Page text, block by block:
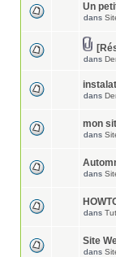
Un
dans
dans
dans
mon
dans
dans
dans
Site
dans